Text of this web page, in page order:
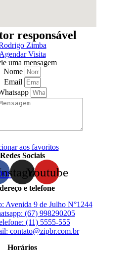
responsável
Zimba
Visita
uma mensagem
Nome
Email
aos favoritos
Redes Sociais
Youtube
e telefone
Avenida 9 de Julho N°1244
(67) 998290205
(11) 5555-555
contato@zipbr.com.br
Horários